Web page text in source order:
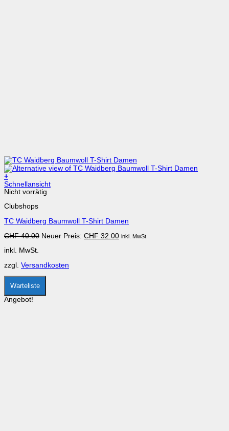
+
Dieses
Produkt
mehrere
auf.
Optionen
auf
Produktseite
gewählt
werden
Schnellansicht
Nicht vorrätig
Clubshops
TC Waidberg Baumwoll T-Shirt Damen
CHF40.00 Ursprünglicher
Neuer Preis: CHF 32.00Aktueller
inkl. MwSt.
inkl. MwSt.
zzgl. Versandkosten
Warteliste
Angebot!